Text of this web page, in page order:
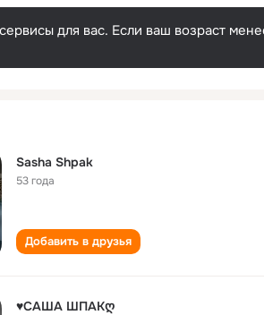
для вас. Если ваш возраст
Sasha Shpak
53 года
Добавить в друзья
♥САША ШПАКღ